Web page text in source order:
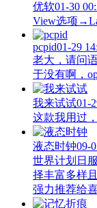
优软01-30
View‌选项
pcpid01-29
老大，请问
于没有啊，
我来试试01-
这款我用过
液态时钟09-
世界计划日
择丰富多样
强力推荐给